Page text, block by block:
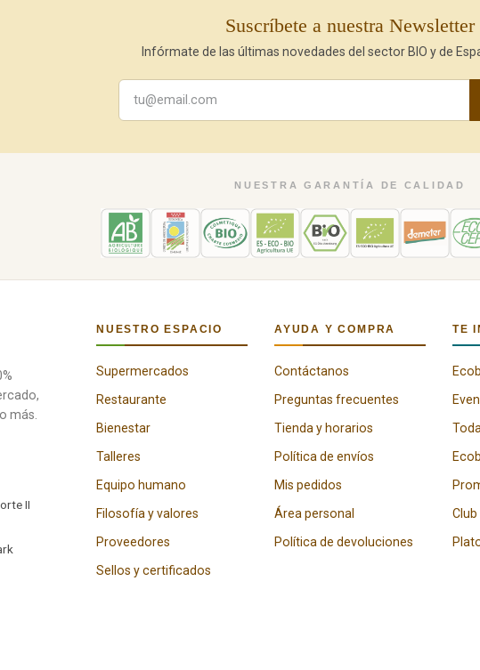
Suscríbete a nuestra Newsletter
Infórmate de las últimas novedades del sector BIO y de
NUESTRA GARANTÍA DE CALIDAD
más.
II
NUESTRO ESPACIO
Supermercados
Restaurante
Bienestar
Talleres
Equipo humano
Filosofía y valores
Proveedores
Sellos y certificados
AYUDA Y COMPRA
Contáctanos
Preguntas frecuentes
Tienda y horarios
Política de envíos
Mis pedidos
Área personal
Política de devoluciones
TE